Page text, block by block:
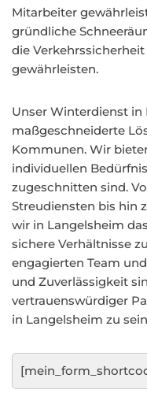
Mitarbeiter
gründliche
die
gewährleisten.
Unser Winterdienst in
maßgeschneiderte
Kommunen. Wir
individuellen
zugeschnitten sind.
Streudiensten bis hin
wir in Langelsheim
sichere Verhältnisse
engagierten Team
und Zuverlässigkeit
vertrauenswürdiger
in Langelsheim zu